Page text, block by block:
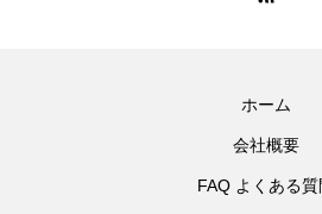
ホーム
会社概要
FAQ よくある質